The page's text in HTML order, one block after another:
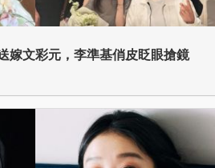
嫁文彩元，李準基俏皮眨眼搶鏡